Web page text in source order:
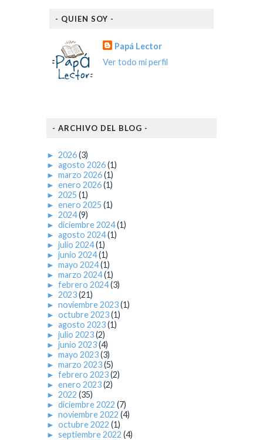
- QUIEN SOY -
Papá Lector
Ver todo mi perfil
- ARCHIVO DEL BLOG -
► 2026(3)
► agosto 2026(1)
► marzo 2026(1)
► enero 2026(1)
► 2025 (1)
► enero 2025 (1)
► 2024(9)
► diciembre 2024(1)
► agosto 2024(1)
► julio 2024(1)
► junio 2024(1)
► mayo 2024(1)
► marzo 2024(1)
► febrero 2024(3)
► 2023(21)
► noviembre 2023(1)
► octubre 2023(1)
► agosto 2023(1)
► julio 2023(2)
► junio 2023(4)
► mayo 2023(3)
► marzo 2023(5)
► febrero 2023(2)
► enero 2023(2)
► 2022 (35)
► diciembre 2022 (7)
► noviembre 2022 (4)
► octubre 2022 (1)
► septiembre 2022 (4)